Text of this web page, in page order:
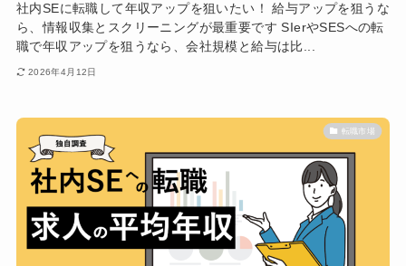
社内SEに転職して年収アップを狙いたい！ 給与アップを狙うな
ら、情報収集とスクリーニングが最重要です SIerやSESへの転
職で年収アップを狙うなら、会社規模と給与は比...
2026年4月12日
転職市場